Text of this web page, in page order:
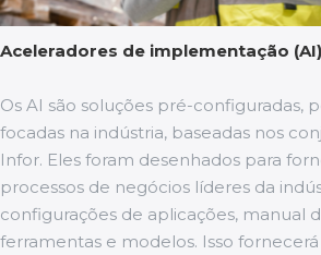
Aceleradores de implementação (AI)
Os AI são soluções pré-configuradas,
focadas na indústria, baseadas nos
Infor. Eles foram desenhados para
processos de negócios líderes da
configurações de aplicações, manual
ferramentas e modelos. Isso